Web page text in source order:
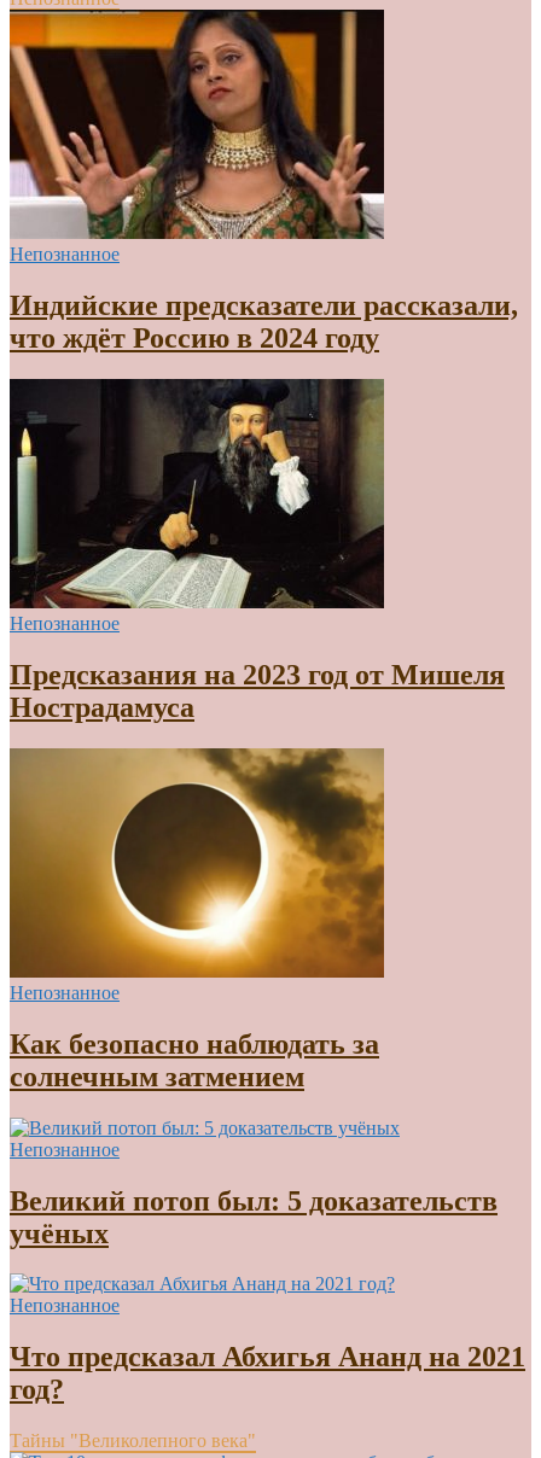
Непознанное
Индийские предсказатели рассказали,
что ждёт Россию в 2024 году
Непознанное
Предсказания на 2023 год от Мишеля
Нострадамуса
Непознанное
Как безопасно наблюдать за
солнечным затмением
Непознанное
Великий потоп был: 5 доказательств
учёных
Непознанное
Что предсказал Абхигья Ананд на 2021
год?
Тайны "Великолепного века"